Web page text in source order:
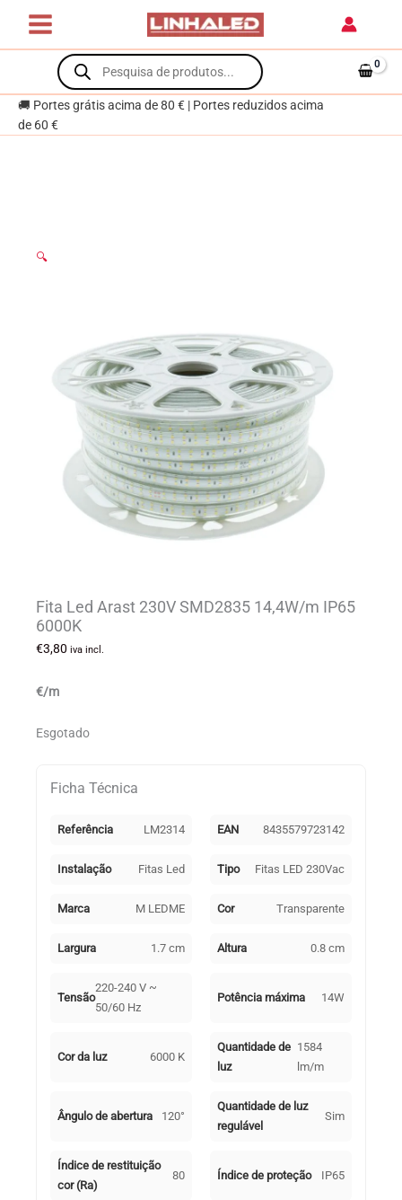
content
Products
search
🚚 Portes grátis acima de 80 € | Portes reduzidos acima
de 60 €
🔍
Fita Led Arast 230V SMD2835 14,4W/m IP65
6000K
€3,80 iva incl.
€/m
Esgotado
Ficha Técnica
Referência LM2314 EAN 8435579723142
Instalação Fitas Led Tipo Fitas LED 230Vac
Marca M LEDME Cor Transparente
Largura 1.7 cm Altura 0.8 cm
Tensão
220-240 V ~
50/60 Hz
Potência máxima 14W
Cor da luz 6000 K
Quantidade de
luz
1584
lm/m
Ângulo de abertura 120°
Quantidade de luz
regulável
Sim
Índice de restituição
cor (Ra)
80 Índice de proteção IP65